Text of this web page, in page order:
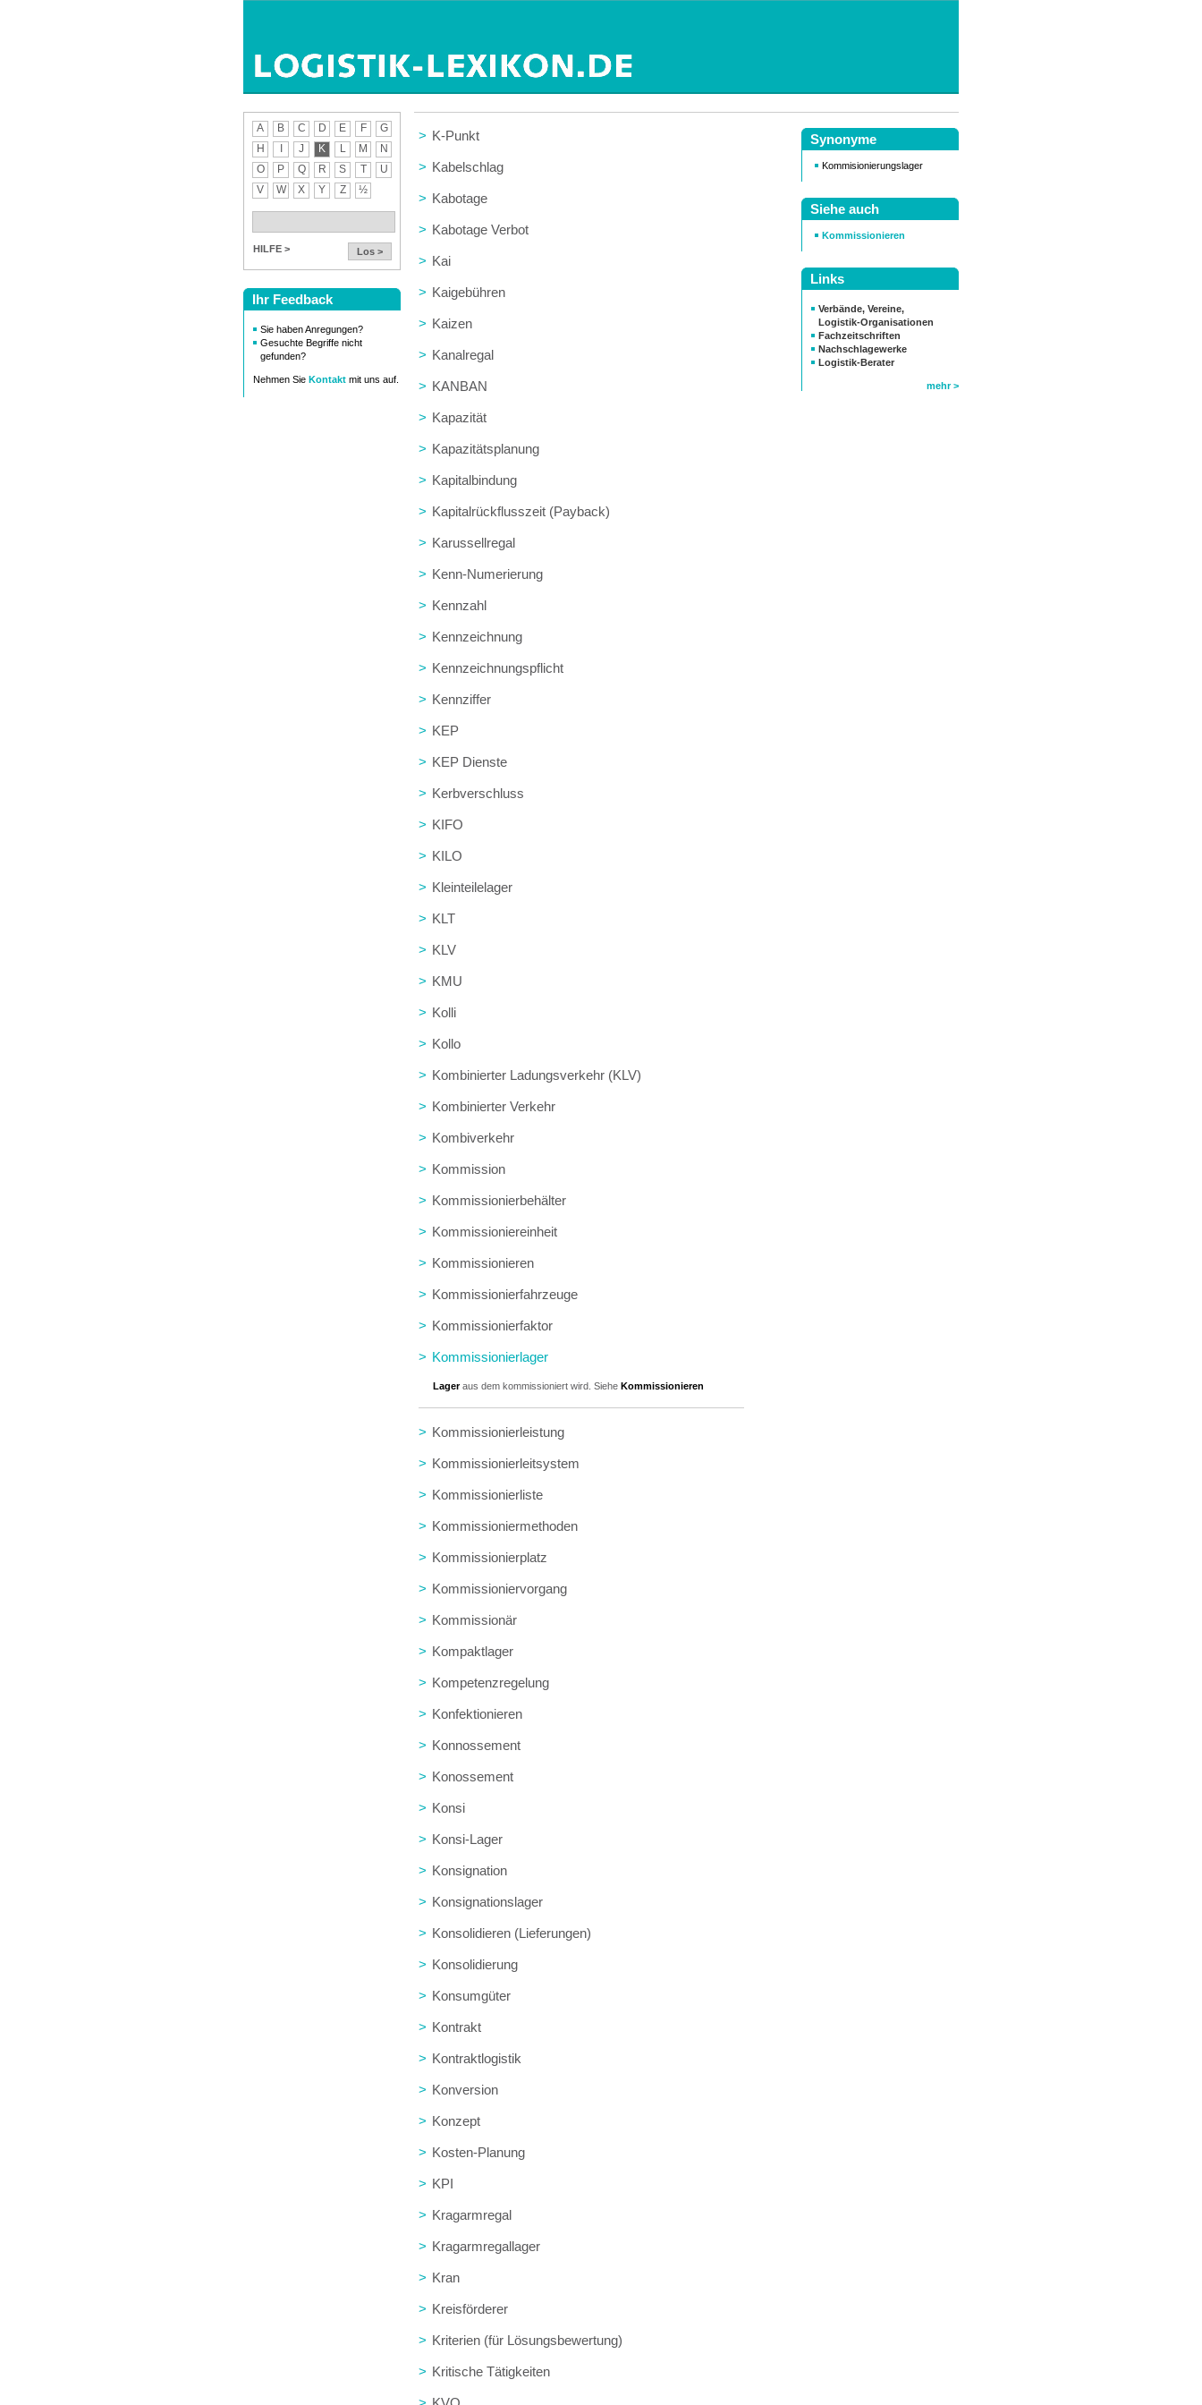
A B C D E F
G
H
J K L M
N
O
P Q R S T
U
V
W X Y Z ½
HILFE > Los >
Ihr Feedback
Sie haben Anregungen?
Gesuchte Begriffe nicht
gefunden?
Nehmen Sie Kontakt mit uns auf.
Synonyme
Kommisionierungslager
Siehe auch
Kommissionieren
Links
Verbände, Vereine,
Logistik-Organisationen
Fachzeitschriften
Nachschlagewerke
Logistik-Berater
mehr >
> K-Punkt
> Kabelschlag
> Kabotage
> Kabotage Verbot
> Kai
> Kaigebühren
> Kaizen
> Kanalregal
> KANBAN
> Kapazität
> Kapazitätsplanung
> Kapitalbindung
> Kapitalrückflusszeit (Payback)
> Karussellregal
> Kenn-Numerierung
> Kennzahl
> Kennzeichnung
> Kennzeichnungspflicht
> Kennziffer
> KEP
> KEP Dienste
> Kerbverschluss
> KIFO
> KILO
> Kleinteilelager
> KLT
> KLV
> KMU
> Kolli
> Kollo
> Kombinierter Ladungsverkehr (KLV)
> Kombinierter Verkehr
> Kombiverkehr
> Kommission
> Kommissionierbehälter
> Kommissioniereinheit
> Kommissionieren
> Kommissionierfahrzeuge
> Kommissionierfaktor
> Kommissionierlager
Lageraus dem kommissioniert wird. Siehe Kommissionieren
> Kommissionierleistung
> Kommissionierleitsystem
> Kommissionierliste
> Kommissioniermethoden
> Kommissionierplatz
> Kommissioniervorgang
> Kommissionär
> Kompaktlager
> Kompetenzregelung
> Konfektionieren
> Konnossement
> Konossement
> Konsi
> Konsi-Lager
> Konsignation
> Konsignationslager
> Konsolidieren (Lieferungen)
> Konsolidierung
> Konsumgüter
> Kontrakt
> Kontraktlogistik
> Konversion
> Konzept
> Kosten-Planung
> KPI
> Kragarmregal
> Kragarmregallager
> Kran
> Kreisförderer
> Kriterien (für Lösungsbewertung)
> Kritische Tätigkeiten